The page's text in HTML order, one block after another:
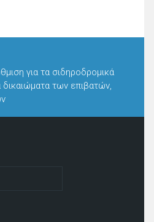
για τα σιδηροδρομικά
δικαιώματα των επιβατών,